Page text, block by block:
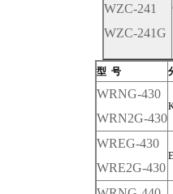
WZC-241
WZC-241G
型 号
WRNG-430
WRN2G-430
WREG-430
WRE2G-430
E